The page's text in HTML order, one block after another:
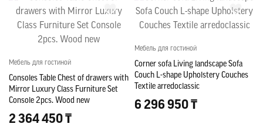
Мебель для гостиной
Consoles Table Chest of drawers with
Mirror Luxury Class Furniture Set
Console 2pcs. Wood new
2 364 450 ₸
Мебель для гостиной
Corner sofa Living landscape Sofa
Couch L-shape Upholstery Couches
Textile arredoclassic
6 296 950 ₸